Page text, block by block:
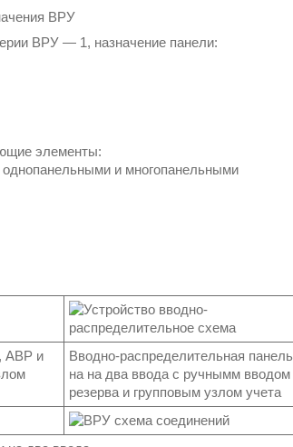
ВРУ ― 1, назначение панели:
элементы:
однопанельными и многопанельными
АВР и
Вводно-распределительная панель
на на два ввода с ручнымм вводом
резерва и групповым узлом учета